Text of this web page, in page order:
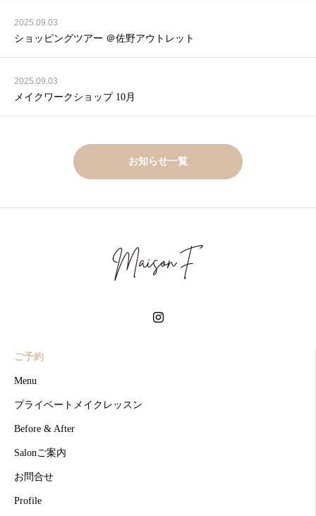
2025.09.03
ショッピングツアー ＠佐野アウトレット
2025.09.03
メイクワークショップ 10月
お知らせ一覧
ご予約
Menu
プライベートメイクレッスン
Before & After
Salonご案内
お問合せ
Profile